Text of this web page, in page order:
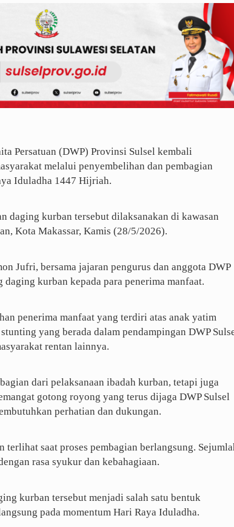
Persatuan (DWP) Provinsi Sulsel kembali
melalui penyembelihan dan pembagian
Iduladha 1447 Hijriah.
daging kurban tersebut dilaksanakan di kawasan
Kota Makassar, Kamis (28/5/2026).
Jufri, bersama jajaran pengurus dan anggota DWP
kurban kepada para penerima manfaat.
penerima manfaat yang terdiri atas anak yatim
yang berada dalam pendampingan DWP
rentan lainnya.
dari pelaksanaan ibadah kurban, tetapi juga
gotong royong yang terus dijaga DWP Sulsel
perhatian dan dukungan.
terlihat saat proses pembagian berlangsung.
rasa syukur dan kebahagiaan.
kurban tersebut menjadi salah satu bentuk
pada momentum Hari Raya Iduladha.